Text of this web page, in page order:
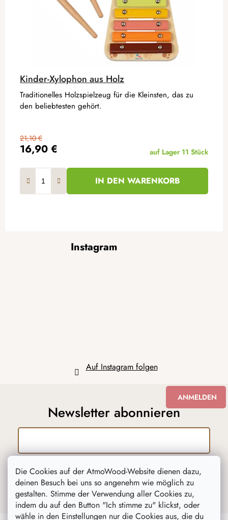
Die Cookies auf der AtmoWood-Website dienen dazu,
deinen Besuch bei uns so angenehm wie möglich zu
gestalten. Stimme der Verwendung aller Cookies zu,
indem du auf den Button "Ich stimme zu" klickst, oder
wähle in den Einstellungen nur die Cookies aus, die du
Kinder-Xylophon aus Holz
16,90 €
21,10 €
auf Lager 11 Stück
IN DEN WARENKORB
Traditionelles Holzspielzeug für die Kleinsten, das zu
den beliebtesten gehört.
Instagram
Auf Instagram folgen
Newsletter abonnieren
den Bedingungen desDatenschutzes für
personenbezogene Daten zu.
ANMELDEN